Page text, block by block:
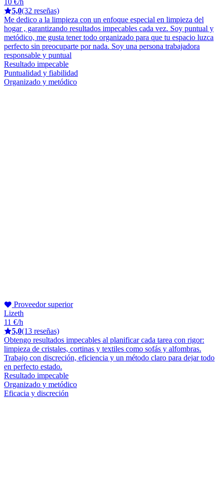
5,0(32 reseñas)
Me dedico a la limpieza con un enfoque especial en limpieza del
hogar , garantizando resultados impecables cada vez. Soy puntual y
metódico, me gusta tener todo organizado para que tu espacio luzca
perfecto sin preocuparte por nada. Soy una persona trabajadora
responsable y puntual
Resultado impecable
Puntualidad y fiabilidad
Organizado y metódico
Proveedor superior
Lizeth
11 €/h
5,0(13 reseñas)
Obtengo resultados impecables al planificar cada tarea con rigor:
limpieza de cristales, cortinas y textiles como sofás y alfombras.
Trabajo con discreción, eficiencia y un método claro para dejar todo
en perfecto estado.
Resultado impecable
Organizado y metódico
Eficacia y discreción